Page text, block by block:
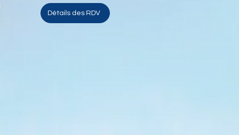
Détails des RDV